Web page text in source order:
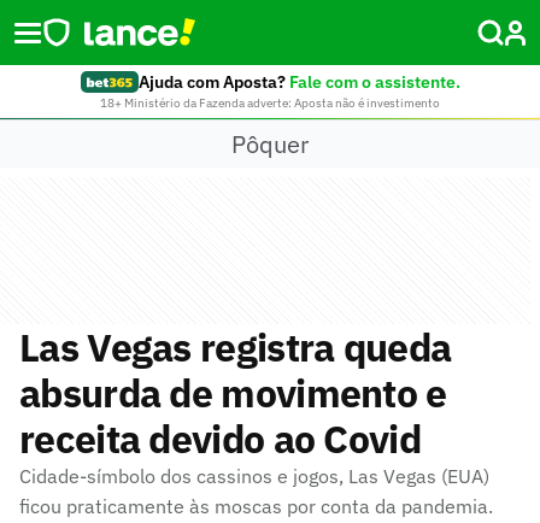
Ajuda com Aposta? Fale com o assistente.
18+ Ministério da Fazenda adverte: Aposta não é investimento
Pôquer
Las Vegas registra queda
absurda de movimento e
receita devido ao Covid
Cidade-símbolo dos cassinos e jogos, Las Vegas (EUA)
ficou praticamente às moscas por conta da pandemia.